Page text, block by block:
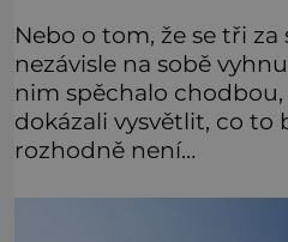
Nebo o tom, že se tři
nezávisle na sobě
nim spěchalo chodbou,
dokázali vysvětlit, co to
rozhodně není…